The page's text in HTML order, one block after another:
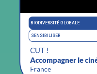
BIODIVERSITÉ GLOBALE
SENSIBILISER
CUT !
Accompagner le
France